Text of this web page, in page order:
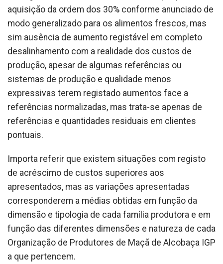
aquisição da ordem dos 30% conforme anunciado de
modo generalizado para os alimentos frescos, mas
sim ausência de aumento registável em completo
desalinhamento com a realidade dos custos de
produção, apesar de algumas referências ou
sistemas de produção e qualidade menos
expressivas terem registado aumentos face a
referências normalizadas, mas trata-se apenas de
referências e quantidades residuais em clientes
pontuais.
Importa referir que existem situações com registo
de acréscimo de custos superiores aos
apresentados, mas as variações apresentadas
corresponderem a médias obtidas em função da
dimensão e tipologia de cada família produtora e em
função das diferentes dimensões e natureza de cada
Organização de Produtores de Maçã de Alcobaça IGP
a que pertencem.